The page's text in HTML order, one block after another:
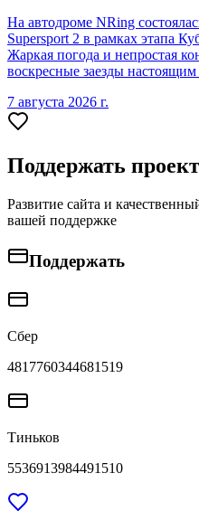
На автодроме NRing
Supersport 2 в рамках этапа
Жаркая погода и непростая
воскресные заезды
7 августа 2026 г.
Поддержать проект
Развитие сайта и
вашей поддержке
Поддержать
Сбер
4817760344681519
Тиньков
5536913984491510